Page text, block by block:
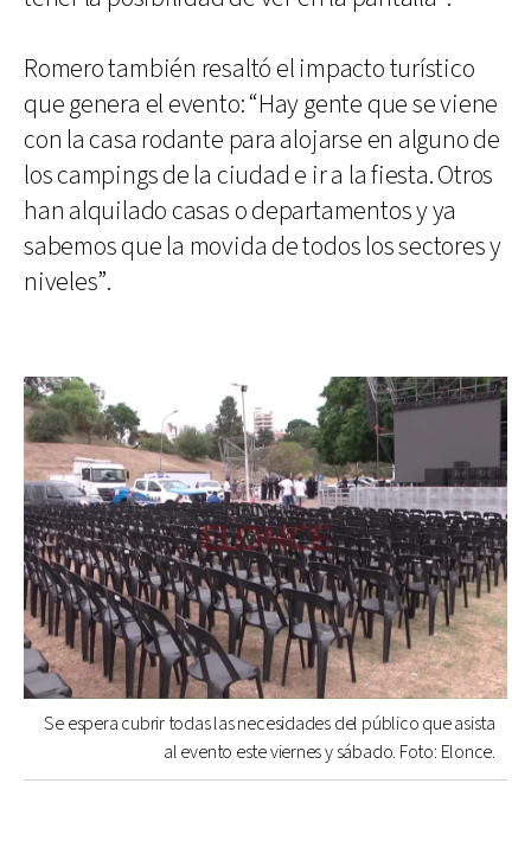
Romero también resaltó el impacto turístico
que genera el evento: “Hay gente que se viene
con la casa rodante para alojarse en alguno de
los campings de la ciudad e ir a la fiesta. Otros
han alquilado casas o departamentos y ya
sabemos que la movida de todos los sectores y
niveles”.
Se espera cubrir todas las necesidades del público que asista
al evento este viernes y sábado. Foto: Elonce.